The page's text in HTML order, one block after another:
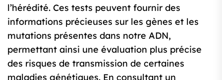
l’hérédité. Ces tests peuvent fournir des
informations précieuses sur les gènes et les
mutations présentes dans notre ADN,
permettant ainsi une évaluation plus précise
des risques de transmission de certaines
maladies génétiques. En consultant un